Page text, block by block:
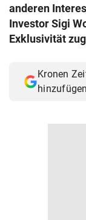
© Krone
Muthgasse 2,
anderen
Investor Sigi
Exklusivität
Kronen
hinzufügen